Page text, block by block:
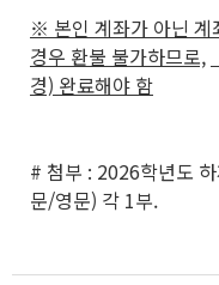
※ 본인 계좌가 아닌 계
경우 환불 불가하므로,
경) 완료해야 함
# 첨부 : 2026학년도
문/영문) 각 1부.